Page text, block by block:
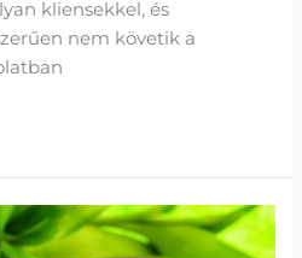
kliensekkel, és
nem követik a